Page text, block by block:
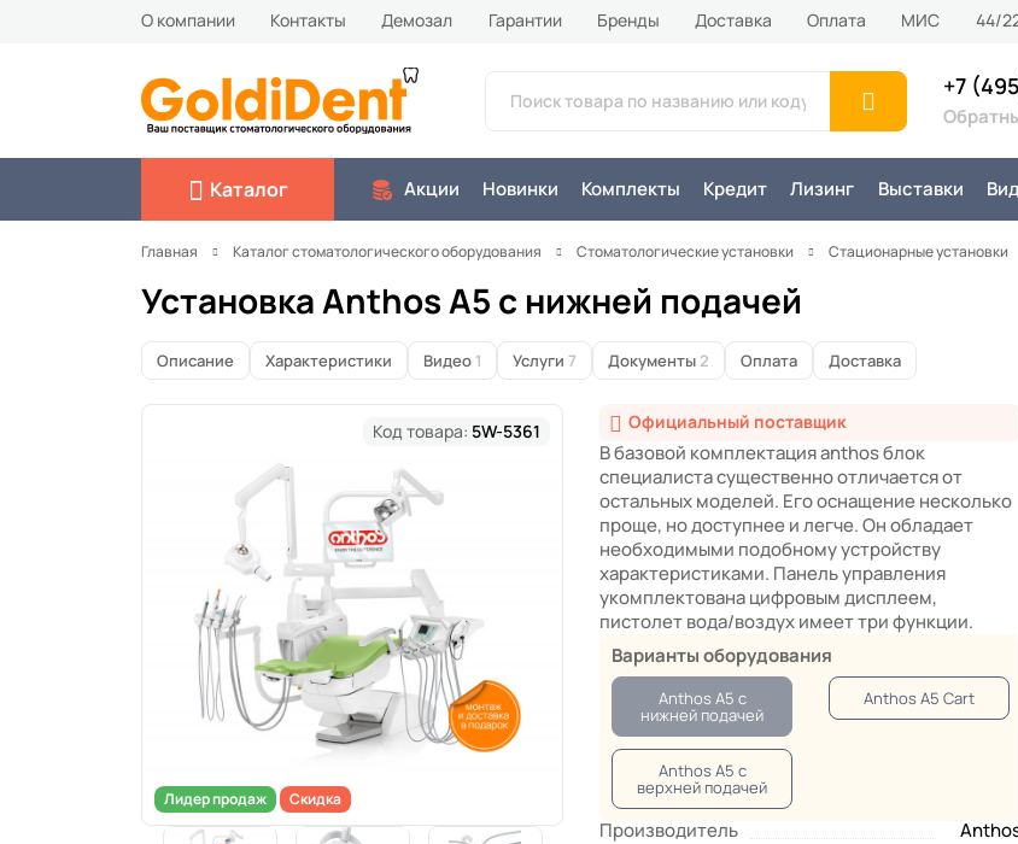
О компании Контакты Демозал Гарантии Бренды Доставка Оплата MИС 44/
+7
Каталог Акции Новинки Комплекты Кредит Лизинг Выставки
Главная Каталог стоматологического оборудования Стоматологические установки Стационарные установки
Установка Anthos A5 с нижней подачей
Описание Характеристики Видео 1 Услуги 7 Документы 2 Оплата Доставка
Лидер продаж Скидка
Код товара: 5W-5361 Официальный поставщик
В базовой комплектация anthos блок
специалиста существенно отличается от
остальных моделей. Его оснащение несколько
проще, но доступнее и легче. Он обладает
необходимыми подобному устройству
характеристиками. Панель управления
укомплектована цифровым дисплеем,
пистолет вода/воздух имеет три функции.
Варианты оборудования
Anthos A5 с
нижней подачей
Anthos А5 Cart
Anthos A5 с
верхней подачей
Производитель